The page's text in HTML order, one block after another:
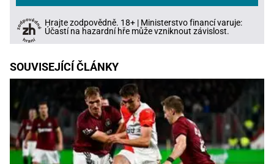
Hrajte zodpovědně. 18+ | Ministerstvo financí varuje:
Účastí na hazardní hře může vzniknout závislost.
SOUVISEJÍCÍ ČLÁNKY